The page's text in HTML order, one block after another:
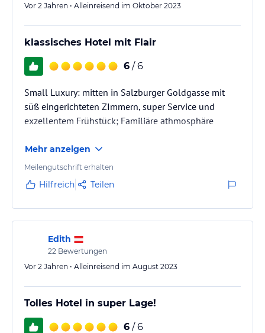
Vor 2 Jahren • Alleinreisend im Oktober 2023
klassisches Hotel mit Flair
6 / 6
Small Luxury: mitten in Salzburger Goldgasse mit
süß eingerichteten ZImmern, super Service und
exzellentem Frühstück; Familiäre athmosphäre
Mehr anzeigen
Meilengutschrift erhalten
Hilfreich Teilen
Edith
22 Bewertungen
Vor 2 Jahren • Alleinreisend im August 2023
Tolles Hotel in super Lage!
6 / 6